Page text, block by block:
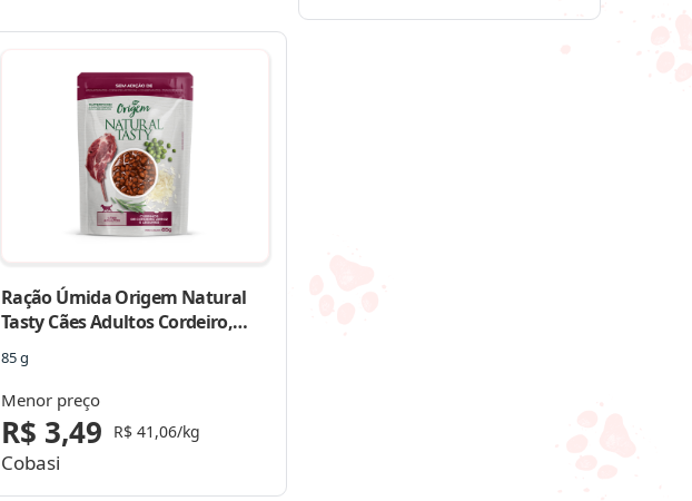
Ração Úmida Origem Natural
Tasty Cães Adultos Cordeiro,
85 g
Menor preço
R$ 3,49 R$ 41,06/kg
Cobasi